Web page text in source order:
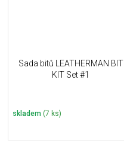
Sada bitů LEATHERMAN BIT
KIT Set #1
skladem (7 ks)